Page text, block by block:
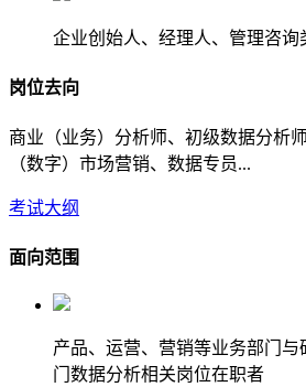
企业创始人、经理人、管理咨询
岗位去向
商业（业务）分析师、初级数据分析
（数字）市场营销、数据专员...
考试大纲
面向范围
产品、运营、营销等业务部门
门数据分析相关岗位在职者